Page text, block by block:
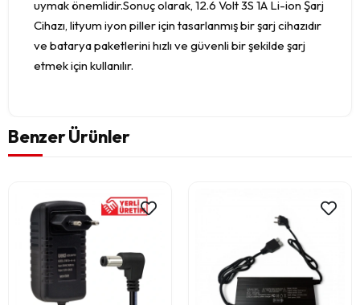
uymak önemlidir.Sonuç olarak, 12.6 Volt 3S 1A Li-ion Şarj
Cihazı, lityum iyon piller için tasarlanmış bir şarj cihazıdır
ve batarya paketlerini hızlı ve güvenli bir şekilde şarj
etmek için kullanılır.
Benzer Ürünler